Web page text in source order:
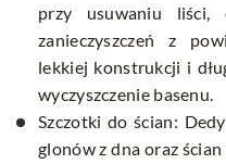
przy usuwaniu liści,
zanieczyszczeń z
lekkiej konstrukcji i
wyczyszczenie basenu.
Szczotki do ścian:
glonów z dna oraz